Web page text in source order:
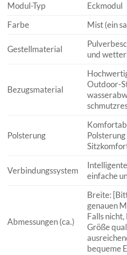
Modul-Typ
Eckmodul
Farbe
Mist (ein
Gestellmaterial
und
Bezugsmaterial
Outdoor-
Polsterung
Verbindungssystem
einfache
Abmessungen (ca.)
Breite:
genauen
Falls
Größe
bequeme